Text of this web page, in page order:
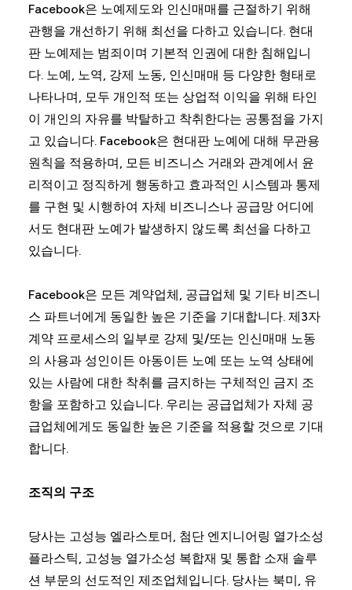
Facebook은 노예제도와 인신매매를 근절하기 위해
관행을 개선하기 위해 최선을 다하고 있습니다. 현대
판 노예제는 범죄이며 기본적 인권에 대한 침해입니
다. 노예, 노역, 강제 노동, 인신매매 등 다양한 형태로
나타나며, 모두 개인적 또는 상업적 이익을 위해 타인
이 개인의 자유를 박탈하고 착취한다는 공통점을 가지
고 있습니다. Facebook은 현대판 노예에 대해 무관용
원칙을 적용하며, 모든 비즈니스 거래와 관계에서 윤
리적이고 정직하게 행동하고 효과적인 시스템과 통제
를 구현 및 시행하여 자체 비즈니스나 공급망 어디에
서도 현대판 노예가 발생하지 않도록 최선을 다하고
있습니다.
Facebook은 모든 계약업체, 공급업체 및 기타 비즈니
스 파트너에게 동일한 높은 기준을 기대합니다. 제3자
계약 프로세스의 일부로 강제 및/또는 인신매매 노동
의 사용과 성인이든 아동이든 노예 또는 노역 상태에
있는 사람에 대한 착취를 금지하는 구체적인 금지 조
항을 포함하고 있습니다. 우리는 공급업체가 자체 공
급업체에게도 동일한 높은 기준을 적용할 것으로 기대
합니다.
조직의 구조
당사는 고성능 엘라스토머, 첨단 엔지니어링 열가소성
플라스틱, 고성능 열가소성 복합재 및 통합 소재 솔루
션 부문의 선도적인 제조업체입니다. 당사는 북미, 유